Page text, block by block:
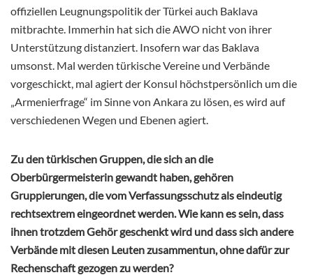
offiziellen Leugnungspolitik der Türkei auch Baklava
mitbrachte. Immerhin hat sich die AWO nicht von ihrer
Unterstützung distanziert. Insofern war das Baklava
umsonst. Mal werden türkische Vereine und Verbände
vorgeschickt, mal agiert der Konsul höchstpersönlich um die
„Armenierfrage“ im Sinne von Ankara zu lösen, es wird auf
verschiedenen Wegen und Ebenen agiert.
Zu den türkischen Gruppen, die sich an die
Oberbürgermeisterin gewandt haben, gehören
Gruppierungen, die vom Verfassungsschutz als eindeutig
rechtsextrem eingeordnet werden. Wie kann es sein, dass
ihnen trotzdem Gehör geschenkt wird und dass sich andere
Verbände mit diesen Leuten zusammentun, ohne dafür zur
Rechenschaft gezogen zu werden?